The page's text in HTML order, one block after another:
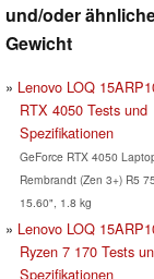
und/oder
Gewicht
Lenovo LOQ
RTX 4050 Tests und
Spezifikationen
GeForce RTX 4050
Rembrandt (Zen 3+) R5
15.60", 1.8 kg
Lenovo LOQ
Ryzen 7 170 Tests
Spezifikationen